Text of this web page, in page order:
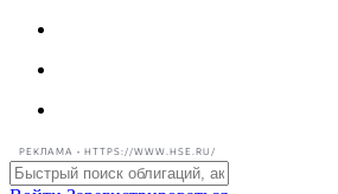
РЕКЛАМА • HTTPS://WWW.HSE.RU/